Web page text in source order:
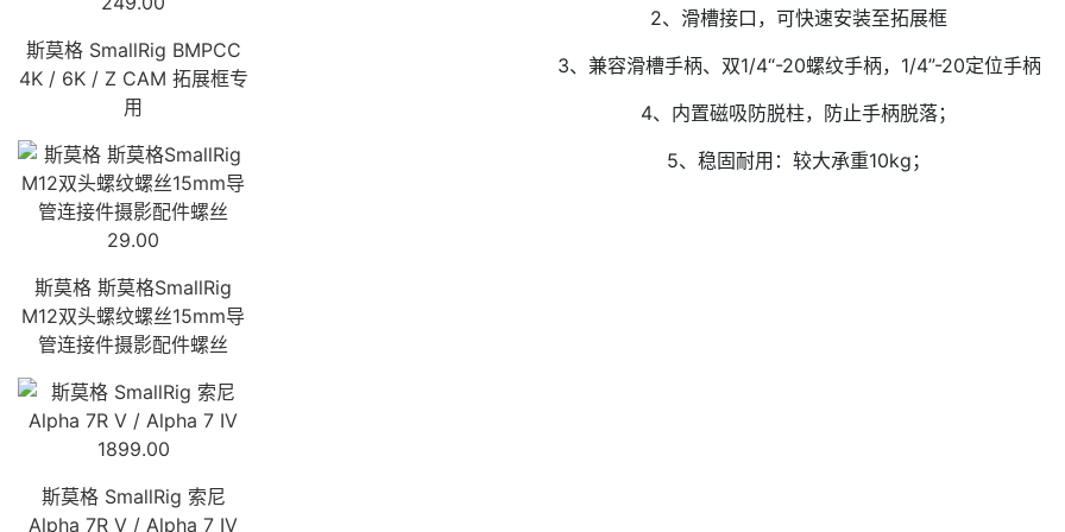
斯莫格 SmallRig BMPCC
4K / 6K / Z CAM 拓展框专
用
29.00
斯莫格 斯莫格SmallRig
M12双头螺纹螺丝15mm导
管连接件摄影配件螺丝
1899.00
斯莫格 SmallRig 索尼
Alpha 7R V / Alpha 7 IV
2、滑槽接口，可快速安装至拓展框
3、兼容滑槽手柄、双1/4“-20螺纹手柄，1/4”-20定位手柄
4、内置磁吸防脱柱，防止手柄脱落；
5、稳固耐用：较大承重10kg；